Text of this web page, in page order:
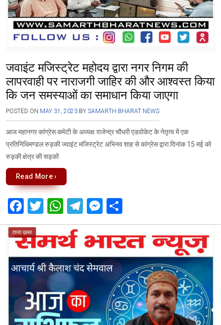
जवाइंट मजिस्ट्रेट महोदय द्वारा नगर निगम की
लापरवाही पर नाराजगी जाहिर की और आश्वस्त किया
कि जन समस्याओं का समाधान किया जाएगा
POSTED ON MAY 31, 2023 BY SAMARTH BHARAT NEWS
आज महानगर कांग्रेस कमेटी के अध्यक्ष राजेन्द्र चौधरी एडवोकेट के नेतृत्व में एक
प्रतिनिधिमण्डल रुड़की ज्वाइंट मजिस्ट्रेट अभिनव शाह से कांग्रेस द्वारा दिनांक 15 मई को
रुड़की क्षेत्र की सड़कों
Read More ›
F
a
ce
b
o
o
k
T
wi
tt
er
W
h
at
s
A
p
p
T
el
e
gr
a
m
M
es
se
n
g
er
h
ar
e
ताजा ख़बर